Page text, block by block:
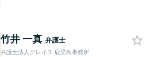
す。困ったらすぐにご相談く
ださい。
竹井 一真 弁護士
弁護士法人グレイス 鹿児島事務所